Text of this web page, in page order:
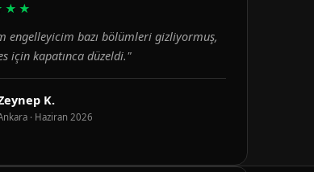
engelleyicim bazı bölümleri gizliyormuş,
için kapatınca düzeldi."
K.
· Haziran 2026